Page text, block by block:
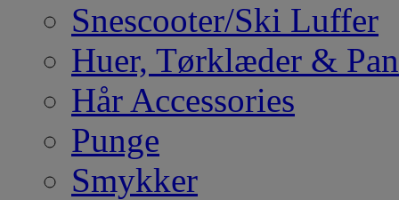
Snescooter/Ski Luffer
Huer, Tørklæder &
Hår Accessories
Punge
Smykker